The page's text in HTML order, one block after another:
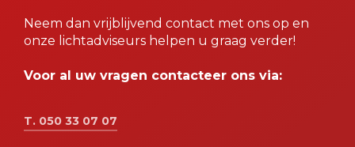
Neem dan vrijblijvend contact met ons op en
onze lichtadviseurs helpen u graag verder!
Voor al uw vragen contacteer ons via:
T. 050 33 07 07